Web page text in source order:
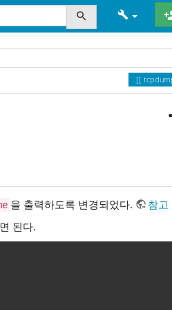
을 출력하도록 변경되었다.
참고
된다.